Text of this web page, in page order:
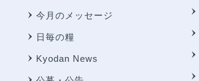
今月のメッセージ
日毎の糧
Kyodan News